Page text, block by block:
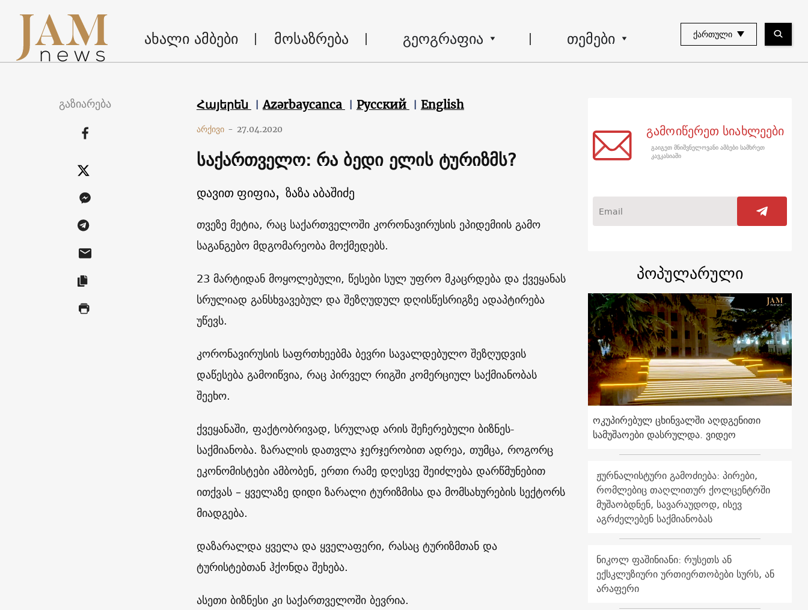
ახალი ამბები მოსაზრება გეოგრაფია თემები ᲥᲐᲠᲗᲣᲚᲘ
გაზიარება Հայերեն Azərbaycanca Русский English
არქივი - 27.04.2020
საქართველო: რა ბედი ელის ტურიზმს?
დავით ფიფია, ზაზა აბაშიძე
თვეზე მეტია, რაც საქართველოში კორონავირუსის ეპიდემიის გამო
საგანგებო მდგომარეობა მოქმედებს.
23 მარტიდან მოყოლებული, წესები სულ უფრო მკაცრდება და ქვეყანას
სრულიად განსხვავებულ და შეზღუდულ დღისწესრიგზე ადაპტირება
უწევს.
კორონავირუსის საფრთხეებმა ბევრი სავალდებულო შეზღუდვის
დაწესება გამოიწვია, რაც პირველ რიგში კომერციულ საქმიანობას
შეეხო.
ქვეყანაში, ფაქტობრივად, სრულად არის შეჩერებული ბიზნეს-
საქმიანობა. ზარალის დათვლა ჯერჯერობით ადრეა, თუმცა, როგორც
ეკონომისტები ამბობენ, ერთი რამე დღესვე შეიძლება დარწმუნებით
ითქვას – ყველაზე დიდი ზარალი ტურიზმისა და მომსახურების სექტორს
მიადგება.
დაზარალდა ყველა და ყველაფერი, რასაც ტურიზმთან და
ტურისტებთან ჰქონდა შეხება.
ასეთი ბიზნესი კი საქართველოში ბევრია.
გამოიწერეთ სიახლეები
გაიგეთ მნიშვნელოვანი ამბები სამხრეთ
კავკასიაში
პოპულარული
ოკუპირებულ ცხინვალში აღდგენითი
სამუშაოები დასრულდა. ვიდეო
ჟურნალისტური გამოძიება: პირები,
რომლებიც თაღლითურ ქოლცენტრში
მუშაობდნენ, სავარაუდოდ, ისევ
აგრძელებენ საქმიანობას
ნიკოლ ფაშინიანი: რუსეთს ან
ექსკლუზიური ურთიერთობები სურს, ან
არაფერი